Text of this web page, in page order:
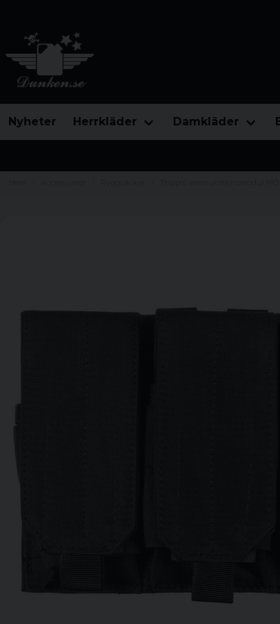
Nyheter Herrkläder Damkläder